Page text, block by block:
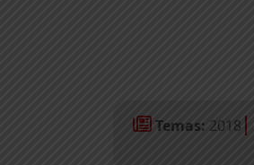
Temas: 2018